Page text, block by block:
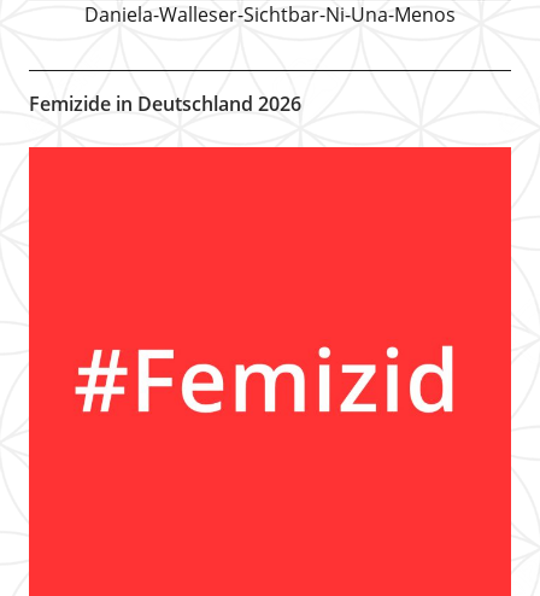
Daniela-Walleser-Sichtbar-Ni-Una-Menos
Femizide in Deutschland 2026